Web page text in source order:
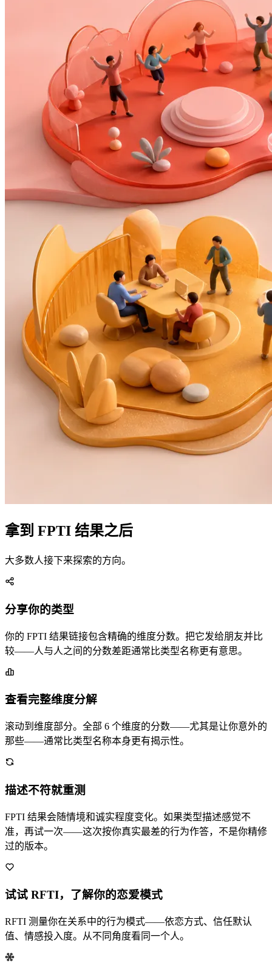
拿到 FPTI 结果之后
大多数人接下来探索的方向。
分享你的类型
你的 FPTI 结果链接包含精确的维度分数。把它发给朋友并比
较——人与人之间的分数差距通常比类型名称更有意思。
查看完整维度分解
滚动到维度部分。全部 6 个维度的分数——尤其是让你意外的
那些——通常比类型名称本身更有揭示性。
描述不符就重测
FPTI 结果会随情境和诚实程度变化。如果类型描述感觉不
准，再试一次——这次按你真实最差的行为作答，不是你精修
过的版本。
试试 RFTI，了解你的恋爱模式
RFTI 测量你在关系中的行为模式——依恋方式、信任默认
值、情感投入度。从不同角度看同一个人。